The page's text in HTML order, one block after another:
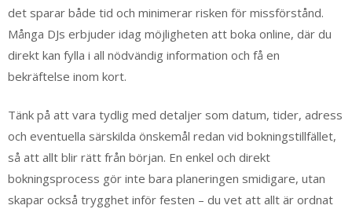
det sparar både tid och minimerar risken för missförstånd.
Många DJs erbjuder idag möjligheten att boka online, där du
direkt kan fylla i all nödvändig information och få en
bekräftelse inom kort.
Tänk på att vara tydlig med detaljer som datum, tider, adress
och eventuella särskilda önskemål redan vid bokningstillfället,
så att allt blir rätt från början. En enkel och direkt
bokningsprocess gör inte bara planeringen smidigare, utan
skapar också trygghet inför festen – du vet att allt är ordnat